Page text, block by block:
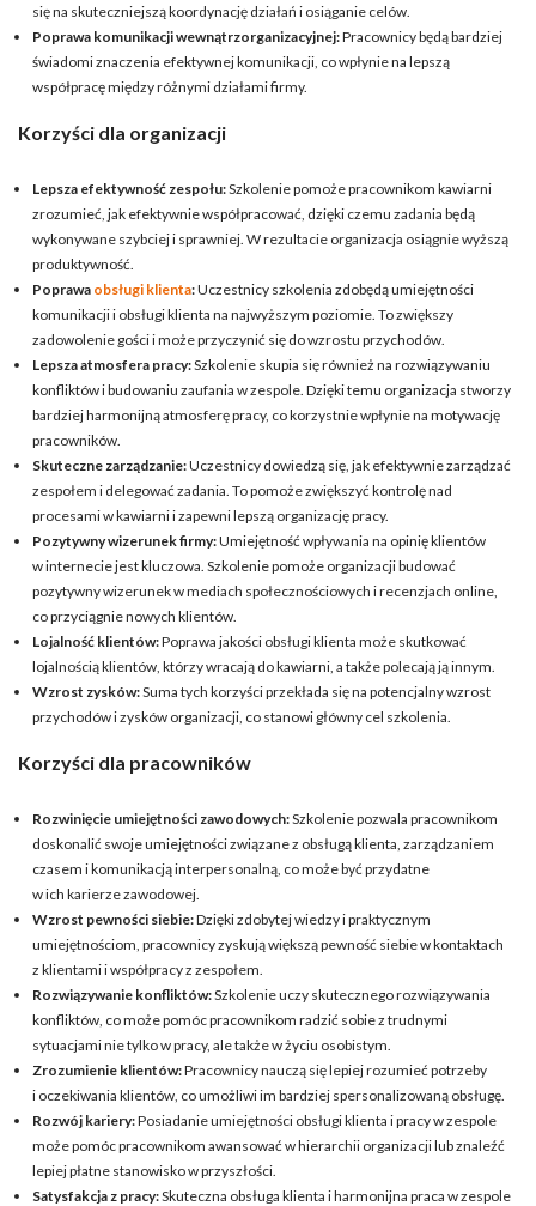
się na skuteczniejszą koordynację działań i osiąganie celów.
Poprawa komunikacji wewnątrzorganizacyjnej:Pracownicy będą bardziej
świadomi znaczenia efektywnej komunikacji, co wpłynie na lepszą
współpracę między różnymi działami firmy.
Korzyści dla organizacji
Lepsza efektywność zespołu:Szkolenie pomoże pracownikom kawiarni
zrozumieć, jak efektywnie współpracować, dzięki czemu zadania będą
wykonywane szybciej i sprawniej. W rezultacie organizacja osiągnie wyższą
produktywność.
Poprawa obsługi klienta:Uczestnicy szkolenia zdobędą umiejętności
komunikacji i obsługi klienta na najwyższym poziomie. To zwiększy
zadowolenie gości i może przyczynić się do wzrostu przychodów.
Lepsza atmosfera pracy:Szkolenie skupia się również na rozwiązywaniu
konfliktów i budowaniu zaufania w zespole. Dzięki temu organizacja stworzy
bardziej harmonijną atmosferę pracy, co korzystnie wpłynie na motywację
pracowników.
Skuteczne zarządzanie:Uczestnicy dowiedzą się, jak efektywnie zarządzać
zespołem i delegować zadania. To pomoże zwiększyć kontrolę nad
procesami w kawiarni i zapewni lepszą organizację pracy.
Pozytywny wizerunek firmy:Umiejętność wpływania na opinię klientów
w internecie jest kluczowa. Szkolenie pomoże organizacji budować
pozytywny wizerunek w mediach społecznościowych i recenzjach online,
co przyciągnie nowych klientów.
Lojalność klientów:Poprawa jakości obsługi klienta może skutkować
lojalnością klientów, którzy wracają do kawiarni, a także polecają ją innym.
Wzrost zysków:Suma tych korzyści przekłada się na potencjalny wzrost
przychodów i zysków organizacji, co stanowi główny cel szkolenia.
Korzyści dla pracowników
Rozwinięcie umiejętności zawodowych:Szkolenie pozwala pracownikom
doskonalić swoje umiejętności związane z obsługą klienta, zarządzaniem
czasem i komunikacją interpersonalną, co może być przydatne
w ich karierze zawodowej.
Wzrost pewności siebie:Dzięki zdobytej wiedzy i praktycznym
umiejętnościom, pracownicy zyskują większą pewność siebie w kontaktach
z klientami i współpracy z zespołem.
Rozwiązywanie konfliktów:Szkolenie uczy skutecznego rozwiązywania
konfliktów, co może pomóc pracownikom radzić sobie z trudnymi
sytuacjami nie tylko w pracy, ale także w życiu osobistym.
Zrozumienie klientów:Pracownicy nauczą się lepiej rozumieć potrzeby
i oczekiwania klientów, co umożliwi im bardziej spersonalizowaną obsługę.
Rozwój kariery:Posiadanie umiejętności obsługi klienta i pracy w zespole
może pomóc pracownikom awansować w hierarchii organizacji lub znaleźć
lepiej płatne stanowisko w przyszłości.
Satysfakcja z pracy:Skuteczna obsługa klienta i harmonijna praca w zespole